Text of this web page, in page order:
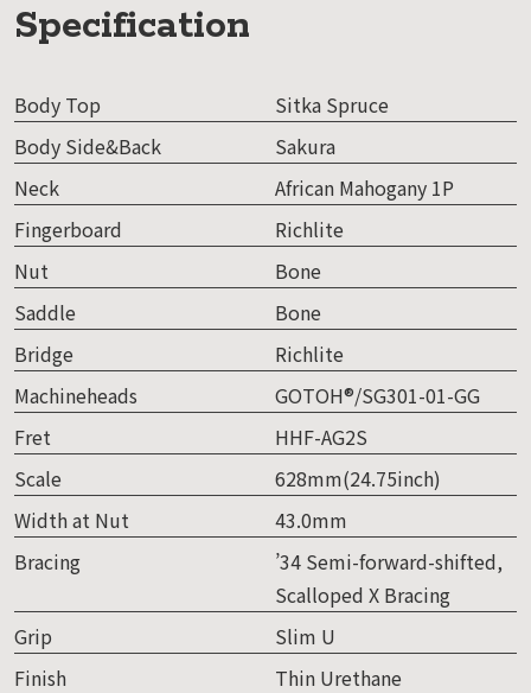
Specification
Body Top
Sitka Spruce
Body Side&Back
Sakura
Neck
African Mahogany 1P
Fingerboard
Richlite
Nut
Bone
Saddle
Bone
Bridge
Richlite
Machineheads
GOTOH®/SG301-01-GG
Fret
HHF-AG2S
Scale
628mm(24.75inch)
Width at Nut
43.0mm
Bracing
’34 Semi-forward-shifted,
Scalloped X Bracing
Grip
Slim U
Finish
Thin Urethane